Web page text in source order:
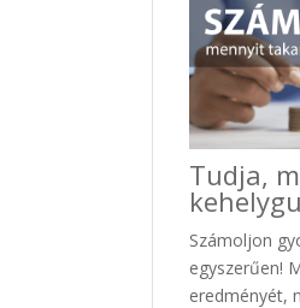
Tudja,
Számoljon
egyszerűen!
eredményét,